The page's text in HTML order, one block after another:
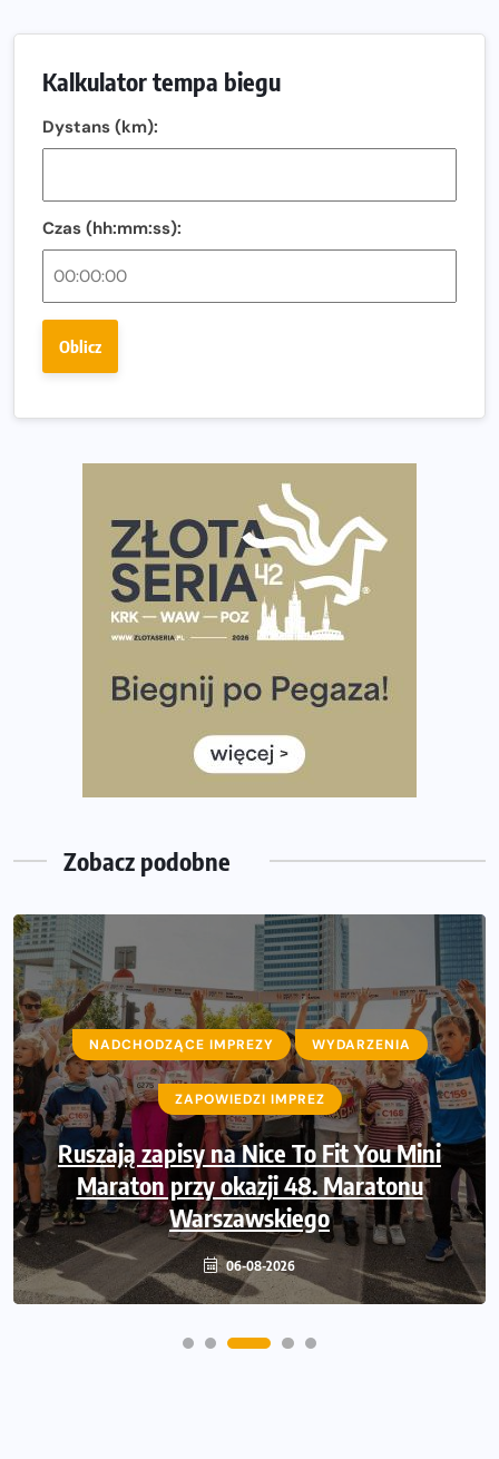
Oficjalna koszulka LOTTO 25. Poznań Maratonu!
Amazfit Balance 3: Kompleksowe narzędzie dla biegacza
Regeneracja w bieganiu. Co warto o niej wiedzieć?
Ostatnie wolne miejsca na jubileuszowy Bieg
Fabrykanta. Organizatorzy odkrywają trasę dzień po
wybiera wyzwanie trzech największych maratonów w
Praska 5k Run gospodarzem Mistrzostw Polski
Największy Bieg Powstania Warszawskiego w historii.
Ponad 12 tysięcy uczestników pobiegło dla Bohaterów!
Tętno vs tempo – czym kierować się w bieganiu?
Co ma dużo białka? Produkty, które warto włączyć do
Rozbiegany Olsztyn szykuje się na weekend z
Już w tę sobotę 35. Bieg Powstania Warszawskiego.
Wystartuje rekordowa liczba uczestników
35. Bieg Powstania Warszawskiego – praktyczny
poradnik przed startem
Kalkulator tempa biegu
Dystans (km):
Czas (hh:mm:ss):
Oblicz
Zobacz podobne
NADCHODZĄCE IMPREZY WYDARZENIA
ZAPOWIEDZI IMPREZ
Ruszają zapisy na Nice To Fit You Mini
Maraton przy okazji 48. Maratonu
Warszawskiego
06-08-2026
NADCHODZĄCE IMPREZY WYDARZENIA
ZAPOWIEDZI IMPREZ
Sprawdzone trasy wracają! Poznaj
przebieg 43. Toruń Maratonu, 17. Toruń
Półmaratonu i biegu na 5 km
06-08-2026